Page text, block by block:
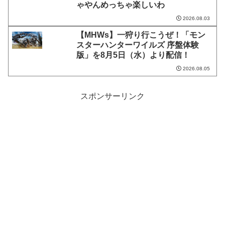
ゃやんめっちゃ楽しいわ
2026.08.03
【MHWs】一狩り行こうぜ！「モン
スターハンターワイルズ 序盤体験
版」を8月5日（水）より配信！
2026.08.05
スポンサーリンク